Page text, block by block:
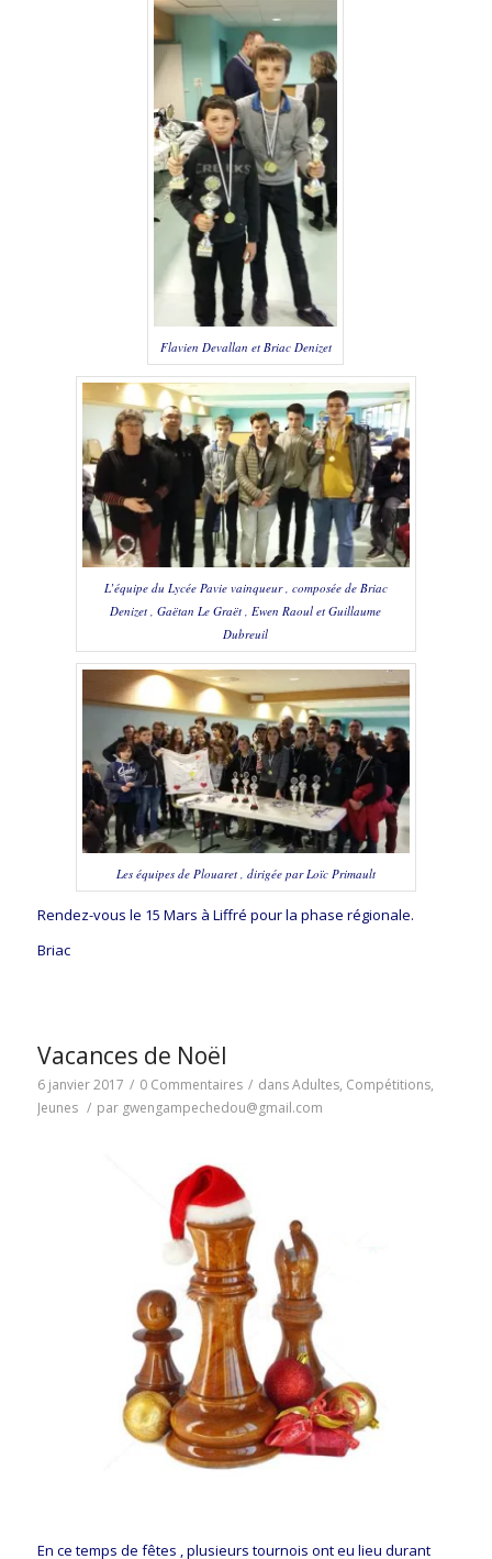
Flavien Devallan et Briac Denizet
L’équipe du Lycée Pavie vainqueur , composée de Briac
Denizet , Gaëtan Le Graët , Ewen Raoul et Guillaume
Dubreuil
Les équipes de Plouaret , dirigée par Loïc Primault
Rendez-vous le 15 Mars à Liffré pour la phase régionale.
Briac
Vacances de Noël
6 janvier 2017 / 0 Commentaires / dansAdultes, Compétitions,
Jeunes / par gwengampechedou@gmail.com
En ce temps de fêtes , plusieurs tournois ont eu lieu durant